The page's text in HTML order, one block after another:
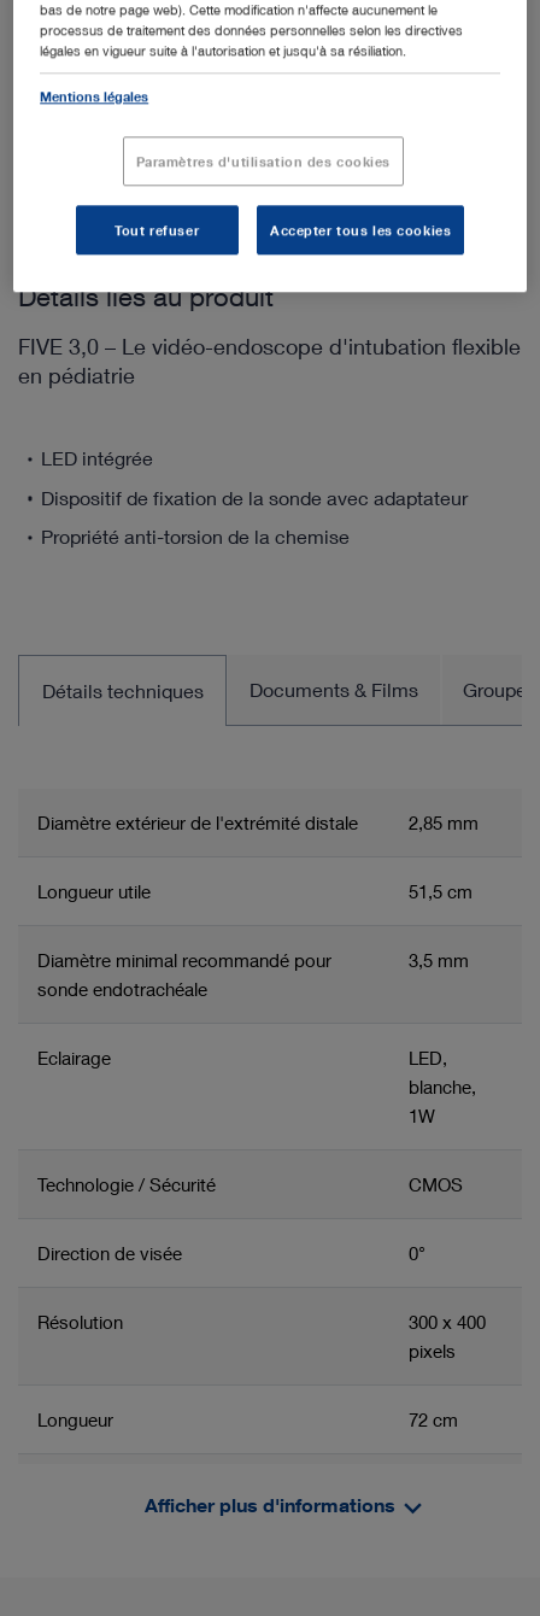
27677SL
Mallette, garniture intérieure en mousse,
490x285x110 (1)
8403YZ Capuchon, vidéo-laryngosc. C-MAC 8403 (1)
Film protecteur pour transport (1)
11301CFX Porte-tube pour endoscopes vidéo (1)
Détails liés au produit
FIVE 3,0 – Le vidéo-endoscope d'intubation flexible
en pédiatrie
LED intégrée
Dispositif de fixation de la sonde avec adaptateur
Propriété anti-torsion de la chemise
Détails techniques Documents & Films Groupe
Diamètre extérieur de l'extrémité distale 2,85 mm
Longueur utile 51,5 cm
Diamètre minimal recommandé pour
sonde endotrachéale
3,5 mm
Eclairage
LED,
blanche,
1W
Technologie / Sécurité CMOS
Direction de visée 0°
Résolution
300 x 400
pixels
Longueur 72 cm
Afficher plus d'informations
bas de notre page web). Cette modification n'affecte aucunement le
processus de traitement des données personnelles selon les directives
légales en vigueur suite à l'autorisation et jusqu'à sa résiliation.
Mentions légales
Paramètres d'utilisation des cookies
Tout refuser Accepter tous les cookies